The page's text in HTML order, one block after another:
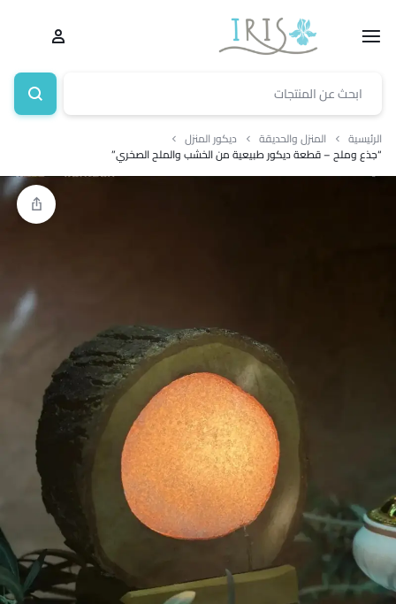
الرئيسية المنزل والحديقة ديكور المنزل
“جذع وملح – قطعة ديكور طبيعية من الخشب والملح الصخري”